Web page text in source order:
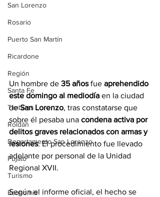
San Lorenzo
Rosario
Puerto San Martín
Ricardone
Región
Santa Fe
Timbúes
Roldán
Departamento San Lorenzo
Pujato
Turismo
Economía
Un hombre de 35 años fue aprehendido
este domingo al mediodía en la ciudad
de San Lorenzo, tras constatarse que
sobre él pesaba una condena activa por
delitos graves relacionados con armas y
lesiones. El procedimiento fue llevado
adelante por personal de la Unidad
Regional XVII.
Según el informe oficial, el hecho se